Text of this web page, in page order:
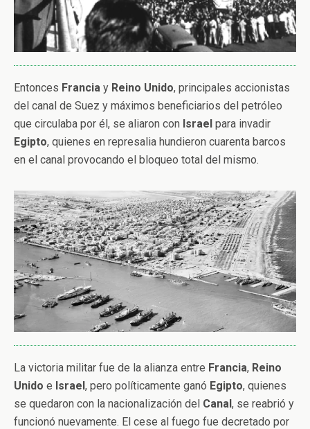
Entonces Francia y Reino Unido, principales accionistas
del canal de Suez y máximos beneficiarios del petróleo
que circulaba por él, se aliaron con Israel para invadir
Egipto, quienes en represalia hundieron cuarenta barcos
en el canal provocando el bloqueo total del mismo.
La victoria militar fue de la alianza entre Francia, Reino
Unido e Israel, pero políticamente ganó Egipto, quienes
se quedaron con la nacionalización del Canal, se reabrió y
funcionó nuevamente. El cese al fuego fue decretado por